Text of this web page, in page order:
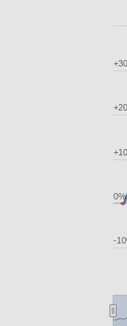
-
0%